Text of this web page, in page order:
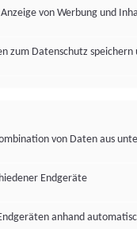
von Werbung und
zum Datenschutz
von Daten aus
Endgeräte
anhand